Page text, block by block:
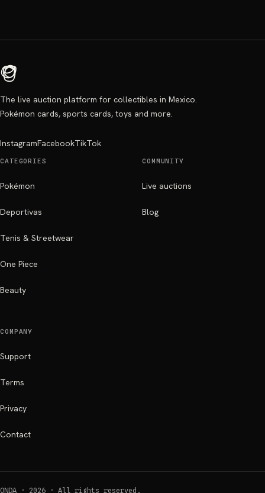
The live auction platform for collectibles in Mexico.
Pokémon cards, sports cards, toys and more.
InstagramFacebookTikTok
CATEGORIES
Pokémon
Deportivas
Tenis & Streetwear
One Piece
Beauty
COMMUNITY
Live auctions
Blog
COMPANY
Support
Terms
Privacy
Contact
ONDA · 2026 · All rights reserved.